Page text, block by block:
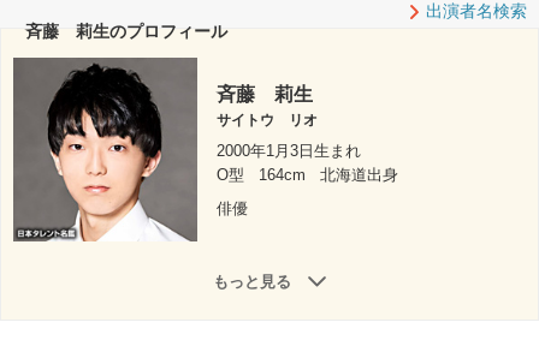
出演者名検索
斉藤 莉生のプロフィール
斉藤 莉生
サイトウ リオ
2000年1月3日生まれ
O型
164cm
北海道出身
俳優
もっと見る